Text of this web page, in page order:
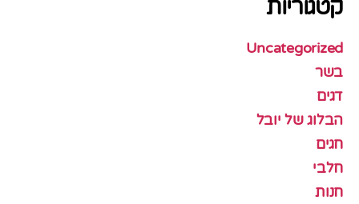
קטגוריות
Uncategorized
בשר
דגים
הבלוג של יובל
חגים
חלבי
חנות